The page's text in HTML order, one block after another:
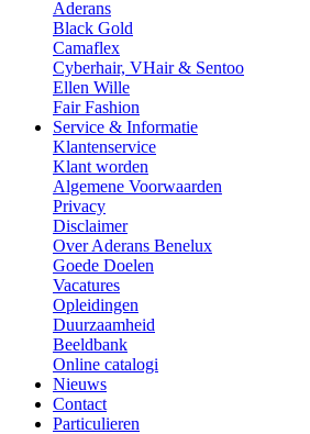
Aderans
Black Gold
Camaflex
Cyberhair, VHair & Sentoo
Ellen Wille
Fair Fashion
Service & Informatie
Klantenservice
Klant worden
Algemene Voorwaarden
Privacy
Disclaimer
Over Aderans Benelux
Goede Doelen
Vacatures
Opleidingen
Duurzaamheid
Beeldbank
Online catalogi
Nieuws
Contact
Particulieren